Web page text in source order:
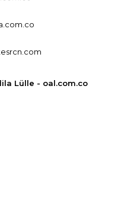
Lülle - oal.com.co